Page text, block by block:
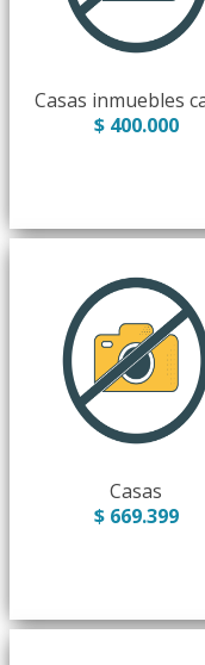
Casas inmuebles
$ 400.000
Casas
$ 669.399